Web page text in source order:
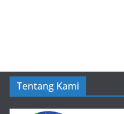
Tentang Kami